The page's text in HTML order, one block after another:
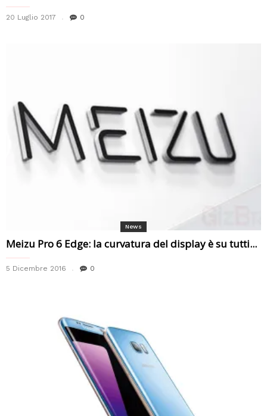
20 Luglio 2017 0
News
Meizu Pro 6 Edge: la curvatura del display è su tutti...
5 Dicembre 2016 0